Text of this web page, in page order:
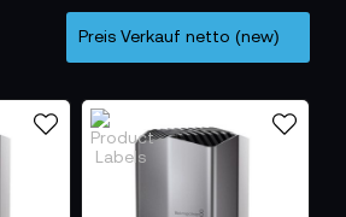
mit den Speicher-Produkten im